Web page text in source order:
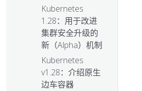
Kubernetes
1.28：用于改进
集群安全升级的
新（Alpha）机制
Kubernetes
v1.28：介绍原生
边车容器